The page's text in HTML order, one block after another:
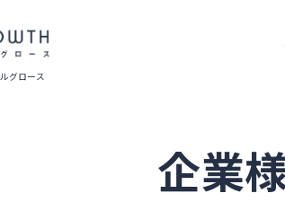
グロース
企業